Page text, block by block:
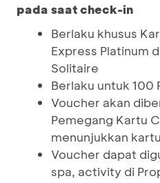
pada saat check-in
Berlaku khusus
Express Platinum
Solitaire
Berlaku untuk 100
Voucher akan
Pemegang Kartu
menunjukkan
Voucher dapat
spa, activity di